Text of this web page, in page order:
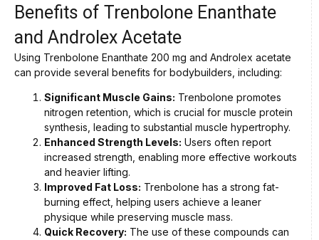
Benefits of Trenbolone Enanthate
and Androlex Acetate
Using Trenbolone Enanthate 200 mg and Androlex acetate
can provide several benefits for bodybuilders, including:
Significant Muscle Gains: Trenbolone promotes
nitrogen retention, which is crucial for muscle protein
synthesis, leading to substantial muscle hypertrophy.
Enhanced Strength Levels: Users often report
increased strength, enabling more effective workouts
and heavier lifting.
Improved Fat Loss: Trenbolone has a strong fat-
burning effect, helping users achieve a leaner
physique while preserving muscle mass.
Quick Recovery: The use of these compounds can